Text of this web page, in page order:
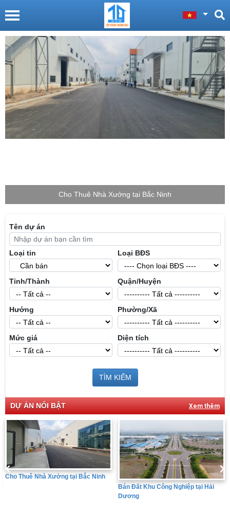
Cho Thuê Nhà Xưởng tại Bắc Giang
Tên dự án
Loại tin Loại BĐS
Tỉnh/Thành Quận/Huyện
Hướng Phường/Xã
Mức giá Diện tích
TÌM KIẾM
DỰ ÁN NỔI BẬT Xem thêm
Bán Đất Khu Công Nghiệp tại Hưng
Yên